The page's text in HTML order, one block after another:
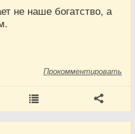
не наше богатство, а
Прокомментировать